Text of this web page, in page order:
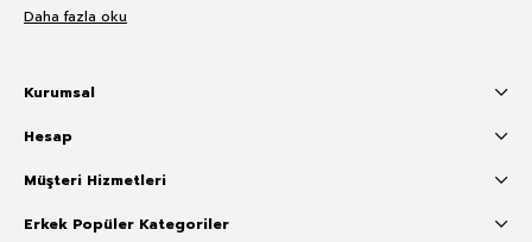
Daha fazla oku
Kurumsal
Hesap
Müşteri Hizmetleri
Erkek Popüler Kategoriler